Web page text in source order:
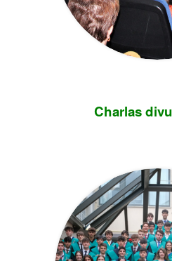
Charlas